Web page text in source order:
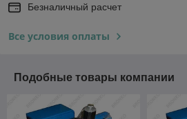
Безналичный расчет
Все условия оплаты
Подобные товары компании